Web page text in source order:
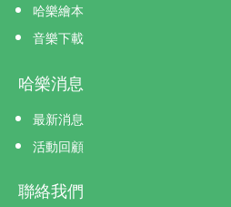
哈樂繪本
音樂下載
哈樂消息
最新消息
活動回顧
聯絡我們